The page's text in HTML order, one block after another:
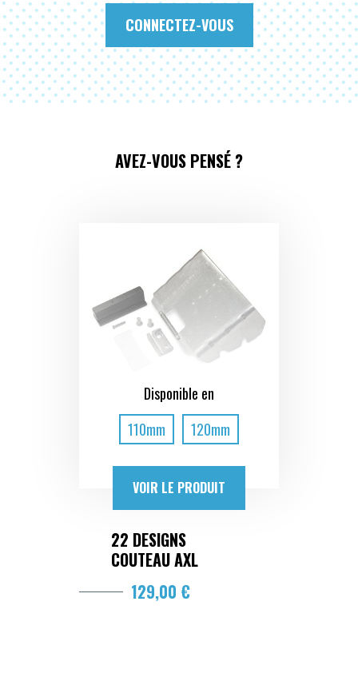
CONNECTEZ-VOUS
AVEZ-VOUS PENSÉ ?
Disponible en
110mm
120mm
VOIR LE PRODUIT
22 DESIGNS
COUTEAU AXL
129,00 €